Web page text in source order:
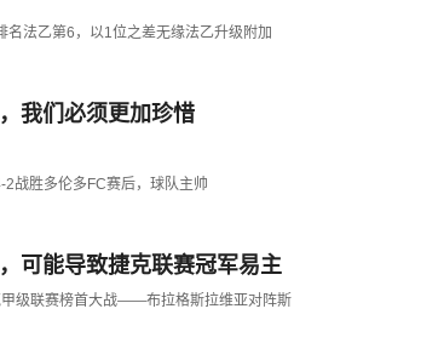
法乙第6，以1位之差无缘法乙升级附加
我们必须更加珍惜
战胜多伦多FC赛后，球队主帅
可能导致捷克联赛冠军易主